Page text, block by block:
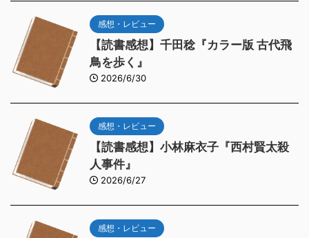
感想・レビュー
【読書感想】千田稔『カラー版 古代飛
鳥を歩く』
2026/6/30
感想・レビュー
【読書感想】小林麻衣子『西村賢太殺
人事件』
2026/6/27
感想・レビュー